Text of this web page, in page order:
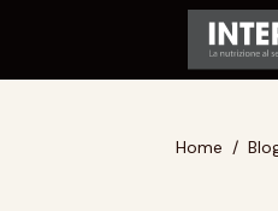
Home